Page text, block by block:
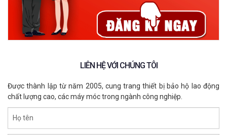
LIÊN HỆ VỚI CHÚNG TÔI
Được thành lập từ năm 2005, cung trang thiết bị bảo hộ lao động
chất lượng cao, các máy móc trong ngành công nghiệp.
Họ tên